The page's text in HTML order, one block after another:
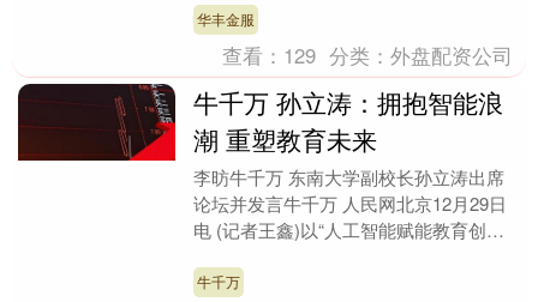
华丰金服
查看： 129 分类：外盘配资公司
牛千万 孙立涛：拥抱智能浪
潮 重塑教育未来
李昉牛千万 东南大学副校长孙立涛出席
论坛并发言牛千万 人民网北京12月29日
电 (记者王鑫)以“人工智能赋能教育创新
网20....
牛千万